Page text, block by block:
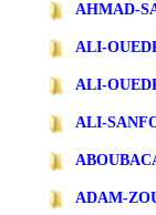
AHMAD-
ALI-
ALI-
ALI-
ADAM-